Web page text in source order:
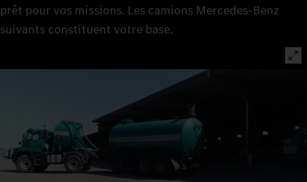
prêt pour vos missions. Les camions Mercedes-Benz
suivants constituent votre base.